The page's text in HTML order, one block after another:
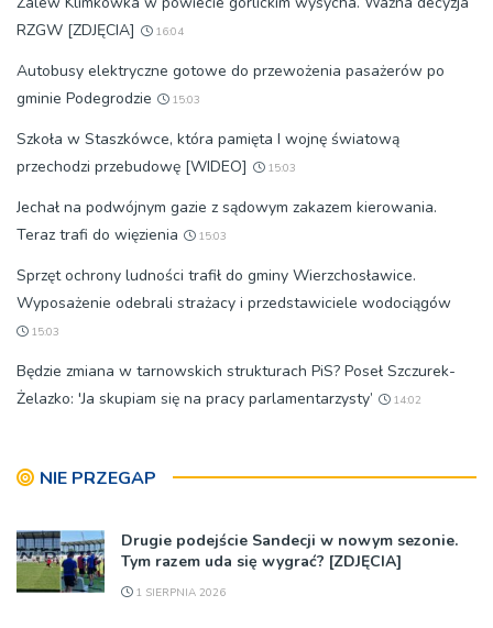
RZGW [ZDJĘCIA]
16:04
Autobusy elektryczne gotowe do przewożenia pasażerów po
gminie Podegrodzie
15:03
Szkoła w Staszkówce, która pamięta I wojnę światową
przechodzi przebudowę [WIDEO]
15:03
Jechał na podwójnym gazie z sądowym zakazem kierowania.
Teraz trafi do więzienia
15:03
Sprzęt ochrony ludności trafił do gminy Wierzchosławice.
Wyposażenie odebrali strażacy i przedstawiciele wodociągów
15:03
Będzie zmiana w tarnowskich strukturach PiS? Poseł Szczurek-
Żelazko: 'Ja skupiam się na pracy parlamentarzysty’
14:02
NIE PRZEGAP
Drugie podejście Sandecji w nowym sezonie.
Tym razem uda się wygrać? [ZDJĘCIA]
1 SIERPNIA 2026